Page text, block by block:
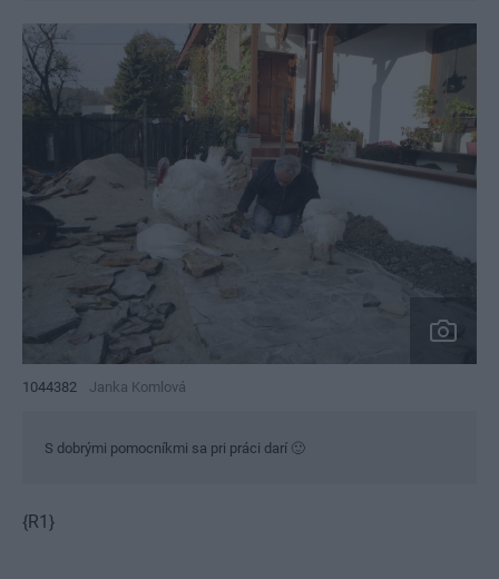
1044382 Janka Komlová
S dobrými pomocníkmi sa pri práci darí 🙂
{R1}